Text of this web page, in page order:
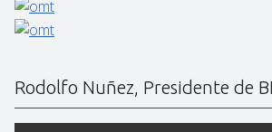
Rodolfo Nuñez, Presidente de